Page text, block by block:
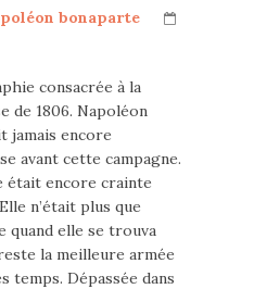
bonaparte
consacrée à la
de 1806. Napoléon
jamais encore
avant cette campagne.
était encore crainte
n’était plus que
quand elle se trouva
la meilleure armée
temps. Dépassée dans